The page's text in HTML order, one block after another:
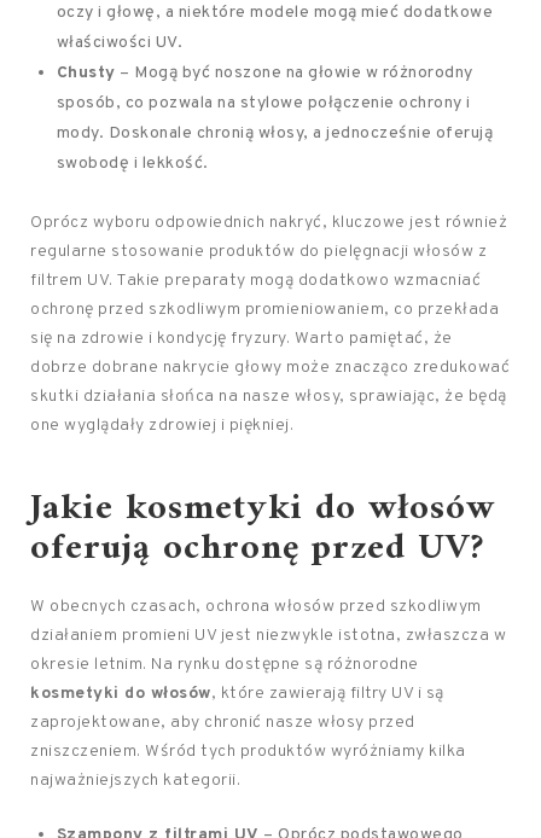
oczy i głowę, a niektóre modele mogą mieć dodatkowe
właściwości UV.
Chusty – Mogą być noszone na głowie w różnorodny
sposób, co pozwala na stylowe połączenie ochrony i
mody. Doskonale chronią włosy, a jednocześnie oferują
swobodę i lekkość.
Oprócz wyboru odpowiednich nakryć, kluczowe jest również
regularne stosowanie produktów do pielęgnacji włosów z
filtrem UV. Takie preparaty mogą dodatkowo wzmacniać
ochronę przed szkodliwym promieniowaniem, co przekłada
się na zdrowie i kondycję fryzury. Warto pamiętać, że
dobrze dobrane nakrycie głowy może znacząco zredukować
skutki działania słońca na nasze włosy, sprawiając, że będą
one wyglądały zdrowiej i piękniej.
Jakie kosmetyki do włosów
oferują ochronę przed UV?
W obecnych czasach, ochrona włosów przed szkodliwym
działaniem promieni UV jest niezwykle istotna, zwłaszcza w
okresie letnim. Na rynku dostępne są różnorodne
kosmetyki do włosów, które zawierają filtry UV i są
zaprojektowane, aby chronić nasze włosy przed
zniszczeniem. Wśród tych produktów wyróżniamy kilka
najważniejszych kategorii.